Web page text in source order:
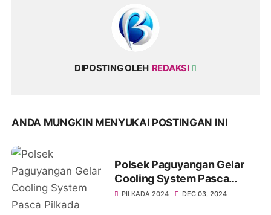
DIPOSTING OLEH REDAKSI
ANDA MUNGKIN MENYUKAI POSTINGAN INI
Polsek Paguyangan Gelar
Cooling System Pasca
Pilkada 2024
PILKADA 2024 DEC 03, 2024